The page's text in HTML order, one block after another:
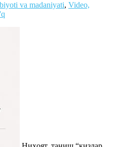
va madaniyati, Video,